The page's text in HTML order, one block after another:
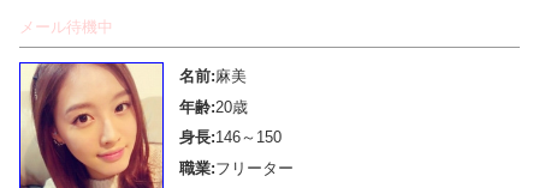
メール待機中
名前:麻美
年齢:20歳
身長:146～150
職業:フリーター